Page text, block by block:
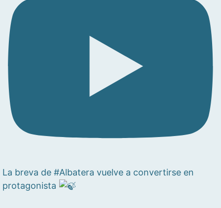
La breva de #Albatera vuelve a convertirse en
protagonista